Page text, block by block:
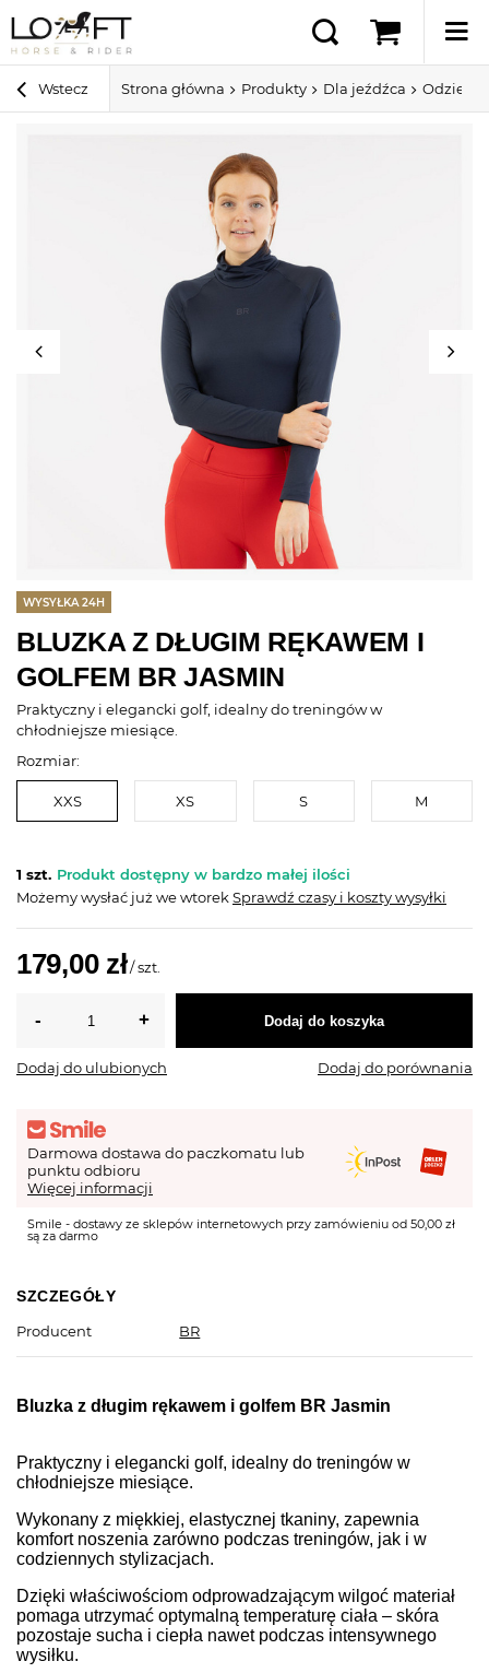
Wstecz Strona główna Produkty Dla jeźdźca Odzież
BLUZKA Z DŁUGIM RĘKAWEM I
GOLFEM BR JASMIN
Praktyczny i elegancki golf, idealny do treningów w
chłodniejsze miesiące.
WYSYŁKA 24H
Rozmiar:
XXS XS S M
1 szt. Produkt dostępny w bardzo małej ilości
Możemy wysłać już we wtorekSprawdź czasy i koszty wysyłki
179,00 zł/szt.
Dodaj do koszyka
Dodaj do ulubionych Dodaj do porównania
Darmowa dostawa do paczkomatu lub
punktu odbioru
Więcej informacji
Smile - dostawy ze sklepów internetowych przy zamówieniu od 50,00 zł
są za darmo
SZCZEGÓŁY
Producent
BR
Bluzka z długim rękawem i golfem BR Jasmin
Praktyczny i elegancki golf, idealny do treningów w
chłodniejsze miesiące.
Wykonany z miękkiej, elastycznej tkaniny, zapewnia
komfort noszenia zarówno podczas treningów, jak i w
codziennych stylizacjach.
Dzięki właściwościom odprowadzającym wilgoć materiał
pomaga utrzymać optymalną temperaturę ciała – skóra
pozostaje sucha i ciepła nawet podczas intensywnego
wysiłku.